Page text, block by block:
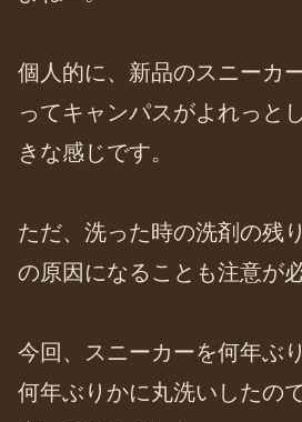
個人的に、新品のスニーカ
ってキャンパスがよれっと
きな感じです。
ただ、洗った時の洗剤の残
の原因になることも注意が
今回、スニーカーを何年ぶ
何年ぶりかに丸洗いしたの